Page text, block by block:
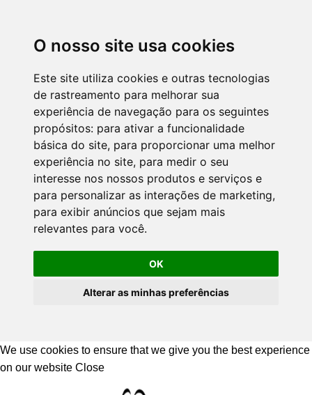
O nosso site usa cookies
Este site utiliza cookies e outras tecnologias
de rastreamento para melhorar sua
experiência de navegação para os seguintes
propósitos: para ativar a funcionalidade
básica do site, para proporcionar uma melhor
experiência no site, para medir o seu
interesse nos nossos produtos e serviços e
para personalizar as interações de marketing,
para exibir anúncios que sejam mais
relevantes para você.
OK
Alterar as minhas preferências
We use cookies to ensure that we give you the best experience
on our website Close